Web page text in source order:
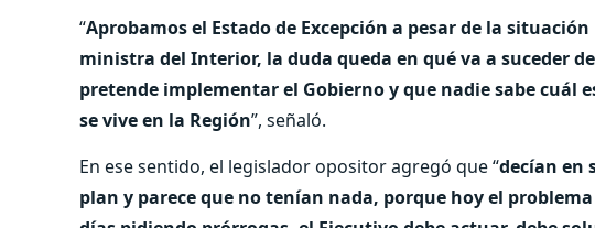
“Aprobamos el Estado de Excepción a pesar de la
ministra del Interior, la duda queda en qué va a suceder
pretende implementar el Gobierno y que nadie sabe cuál
se vive en la Región”, señaló.
En ese sentido, el legislador opositor agregó que “decían en
plan y parece que no tenían nada, porque hoy el